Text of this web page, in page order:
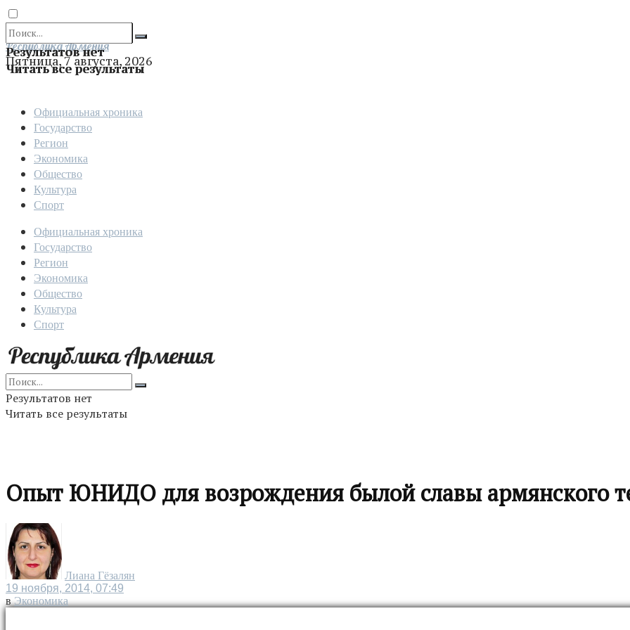
Результатов нет
Читать все результаты
Отправить
Республика Армения
Пятница, 7 августа, 2026
Официальная хроника
Государство
Регион
Экономика
Общество
Культура
Спорт
Официальная хроника
Государство
Регион
Экономика
Общество
Культура
Спорт
Результатов нет
Читать все результаты
Опыт ЮНИДО для возрождения былой славы армянского
Лиана Гёзалян
19 ноября, 2014, 07:49
в Экономика